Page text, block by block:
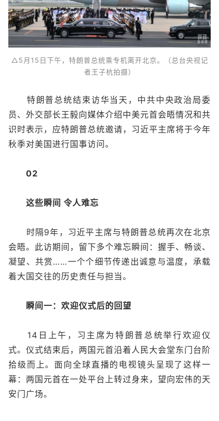
△5月15日下午，特朗普总统乘专机离开北京。（总台央视记
者王子杭拍摄）
特朗普总统结束访华当天，中共中央政治局委
员、外交部长王毅向媒体介绍中美元首会晤情况和共
识时表示，应特朗普总统邀请，习近平主席将于今年
秋季对美国进行国事访问。
02
这些瞬间 令人难忘
时隔9年，习近平主席与特朗普总统再次在北京
会晤。此访期间，留下多个难忘瞬间：握手、畅谈、
凝望、共赏……一个个细节传递出诚意与温度，承载
着大国交往的历史责任与担当。
瞬间一：欢迎仪式后的回望
14日上午，习主席为特朗普总统举行欢迎仪
式。仪式结束后，两国元首沿着人民大会堂东门台阶
拾级而上。面向全球直播的电视镜头呈现了这样一
幕：两国元首在一处平台上转过身来，望向宏伟的天
安门广场。